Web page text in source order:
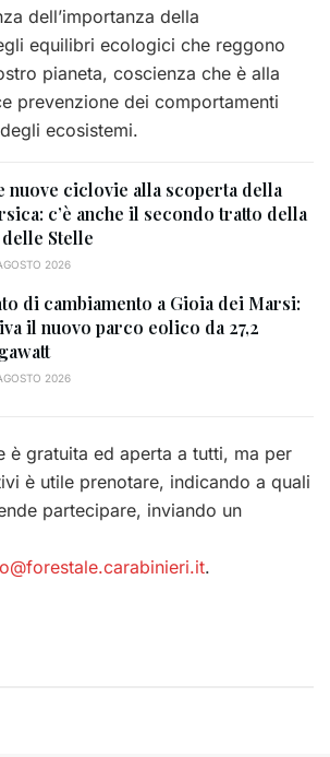
dell’importanza della
equilibri ecologici che reggono
pianeta, coscienza che è alla
prevenzione dei comportamenti
ecosistemi.
nuove ciclovie alla scoperta della
c’è anche il secondo tratto della
Stelle
2026
di cambiamento a Gioia dei Marsi:
il nuovo parco eolico da 27,2
2026
è gratuita ed aperta a tutti, ma per
è utile prenotare, indicando a quali
partecipare, inviando un
.